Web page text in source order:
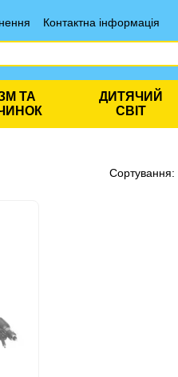
Контактна інформація
ТА
ДИТЯЧИЙ
СВІТ
Сортування: